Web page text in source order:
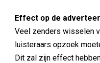
Effect op de
Veel zenders wisselen
luisteraars opzoek
Dit zal zijn effect